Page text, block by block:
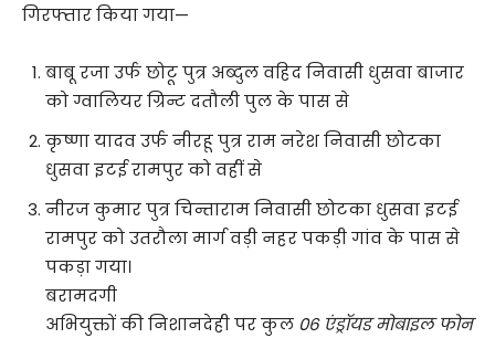
गिरफ्तार किया गया—
बाबू रजा उर्फ छोटू पुत्र अब्दुल वहिद निवासी धुसवा बाजार
को ग्वालियर ग्रिन्ट दतौली पुल के पास से
कृष्णा यादव उर्फ नीरहू पुत्र राम नरेश निवासी छोटका
धुसवा इटई रामपुर को वहीं से
नीरज कुमार पुत्र चिन्ताराम निवासी छोटका धुसवा इटई
रामपुर को उतरौला मार्ग वड़ी नहर पकड़ी गांव के पास से
पकड़ा गया।
बरामदगी
अभियुक्तों की निशानदेही पर कुल 06 एंड्रॉयड मोबाइल फोन